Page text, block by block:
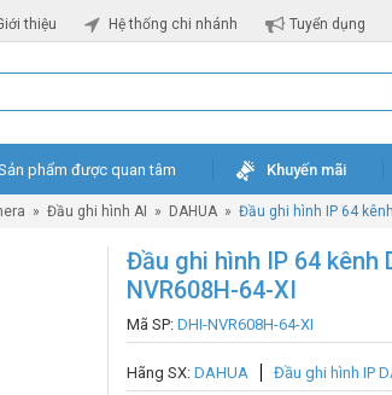
thiệu Hệ thống chi nhánh Tuyển dụng
phẩm được quan tâm Khuyến mãi
» Đầu ghi hình AI » DAHUA » Đầu ghi hình IP 64 kênh
Đầu ghi hình IP 64 kênh
NVR608H-64-XI
Mã SP: DHI-NVR608H-64-XI
Hãng SX: DAHUA Đầu ghi hình IP